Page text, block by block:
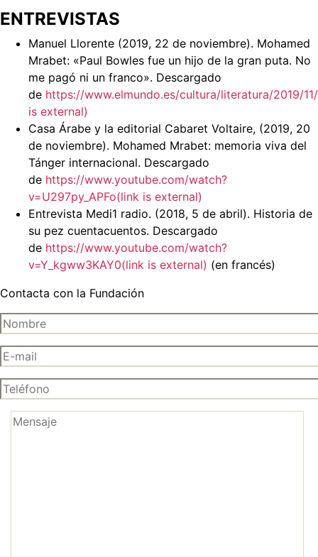
ENTREVISTAS
Manuel Llorente (2019, 22 de noviembre). Mohamed
Mrabet: «Paul Bowles fue un hijo de la gran puta. No
me pagó ni un franco». Descargado
de https://www.elmundo.es/cultura/literatura/2019/
is external)
Casa Árabe y la editorial Cabaret Voltaire, (2019, 20
de noviembre). Mohamed Mrabet: memoria viva del
Tánger internacional. Descargado
de https://www.youtube.com/watch?
v=U297py_APFo(link is external)
Entrevista Medi1 radio. (2018, 5 de abril). Historia de
su pez cuentacuentos. Descargado
de https://www.youtube.com/watch?
v=Y_kgww3KAY0(link is external) (en francés)
Contacta con la Fundación